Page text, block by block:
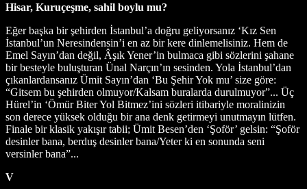
Hisar, Kuruçeşme, sahil boylu mu?
Eğer başka bir şehirden İstanbul’a doğru geliyorsanız ‘Kız Sen
İstanbul’un Neresindensin’i en az bir kere dinlemelisiniz. Hem de
Emel Sayın’dan değil, Âşık Yener’in bulmaca gibi sözlerini şahane
bir besteyle buluşturan Ünal Narçın’ın sesinden. Yola İstanbul’dan
çıkanlardansanız Ümit Sayın’dan ‘Bu Şehir Yok mu’ size göre:
“Gitsem bu şehirden olmuyor/Kalsam buralarda durulmuyor”... Üç
Hürel’in ‘Ömür Biter Yol Bitmez’ini sözleri itibariyle moralinizin
son derece yüksek olduğu bir ana denk getirmeyi unutmayın lütfen.
Finale bir klasik yakışır tabii; Ümit Besen’den ‘Şoför’ gelsin: “Şoför
desinler bana, berduş desinler bana/Yeter ki en sonunda seni
versinler bana”...
V